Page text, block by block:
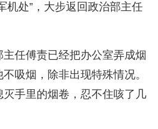
机处”，大步返回政治部主任
任傅责已经把办公室弄成烟
吸烟，除非出现特殊情况。
手里的烟卷，忍不住咳了几